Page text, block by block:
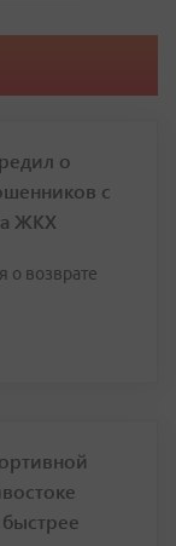
о
с
ЖКХ
возврате